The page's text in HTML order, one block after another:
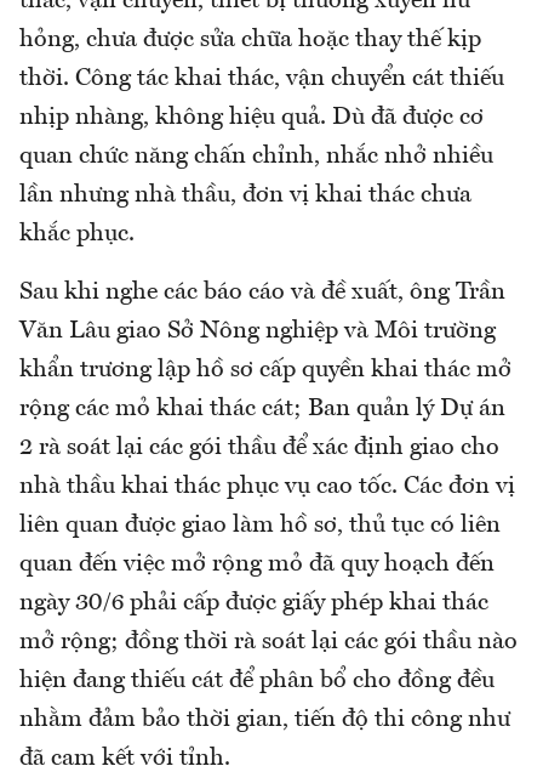
hỏng, chưa được sửa chữa hoặc thay thế kịp
thời. Công tác khai thác, vận chuyển cát thiếu
nhịp nhàng, không hiệu quả. Dù đã được cơ
quan chức năng chấn chỉnh, nhắc nhở nhiều
lần nhưng nhà thầu, đơn vị khai thác chưa
khắc phục.
Sau khi nghe các báo cáo và đề xuất, ông Trần
Văn Lâu giao Sở Nông nghiệp và Môi trường
khẩn trương lập hồ sơ cấp quyền khai thác mở
rộng các mỏ khai thác cát; Ban quản lý Dự án
2 rà soát lại các gói thầu để xác định giao cho
nhà thầu khai thác phục vụ cao tốc. Các đơn vị
liên quan được giao làm hồ sơ, thủ tục có liên
quan đến việc mở rộng mỏ đã quy hoạch đến
ngày 30/6 phải cấp được giấy phép khai thác
mở rộng; đồng thời rà soát lại các gói thầu nào
hiện đang thiếu cát để phân bổ cho đồng đều
nhằm đảm bảo thời gian, tiến độ thi công như
đã cam kết với tỉnh.